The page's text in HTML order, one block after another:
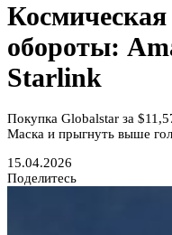
обороты:
Starlink
Покупка Globalstar за
Маска и прыгнуть выше
15.04.2026
Поделитесь